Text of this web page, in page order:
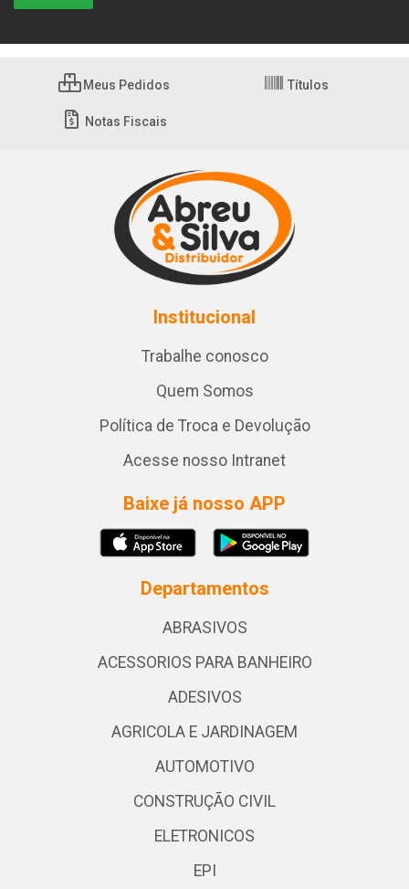
Meus Pedidos Títulos
Notas Fiscais
Institucional
Trabalhe conosco
Quem Somos
Política de Troca e Devolução
Acesse nosso Intranet
Baixe já nosso APP
Departamentos
ABRASIVOS
ACESSORIOS PARA BANHEIRO
ADESIVOS
AGRICOLA E JARDINAGEM
AUTOMOTIVO
CONSTRUÇÃO CIVIL
ELETRONICOS
EPI